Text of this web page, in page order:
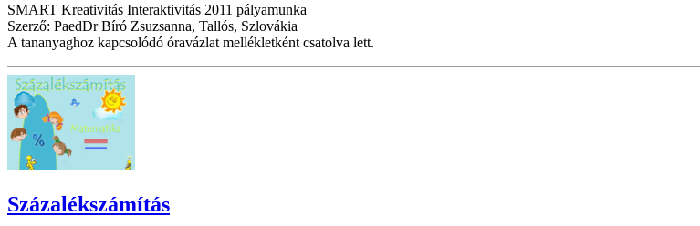
SMART Kreativitás Interaktivitás 2011 pályamunka
Szerző: PaedDr Bíró Zsuzsanna, Tallós, Szlovákia
A tananyaghoz kapcsolódó óravázlat mellékletként csatolva lett.
Százalékszámítás